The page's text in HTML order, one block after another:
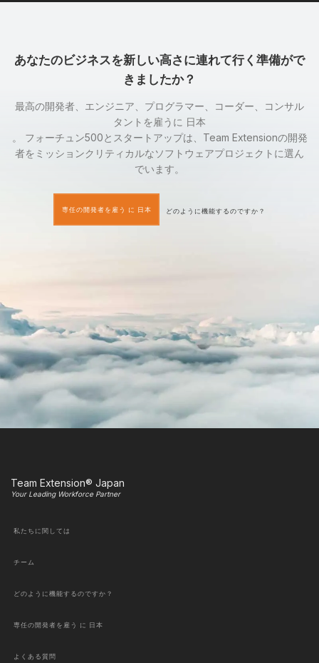
あなたのビジネスを新しい高さに連れて行く準備がで
きましたか？
最高の開発者、エンジニア、プログラマー、コーダー、コンサル
タントを雇うに 日本
。 フォーチュン500とスタートアップは、Team Extensionの開発
者をミッションクリティカルなソフトウェアプロジェクトに選ん
でいます。
専任の開発者を雇う に 日本 どのように機能するのですか？
Team Extension® Japan
Your Leading Workforce Partner
私たちに関しては
チーム
どのように機能するのですか？
専任の開発者を雇う に 日本
よくある質問